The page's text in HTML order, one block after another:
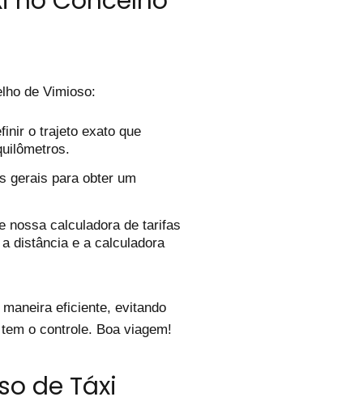
de Vimioso:
o trajeto exato que
gerais para obter um
nossa calculadora de tarifas
distância e a calculadora
eficiente, evitando
o controle. Boa viagem!
de Táxi